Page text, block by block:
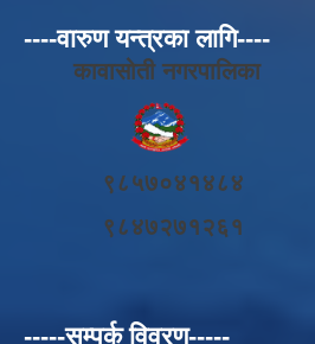
----वारुण यन्त्रका लागि----
कावासोती नगरपालिका
९८५७०४१४८४
९८४७२७१२६१
-----सम्पर्क विवरण-----